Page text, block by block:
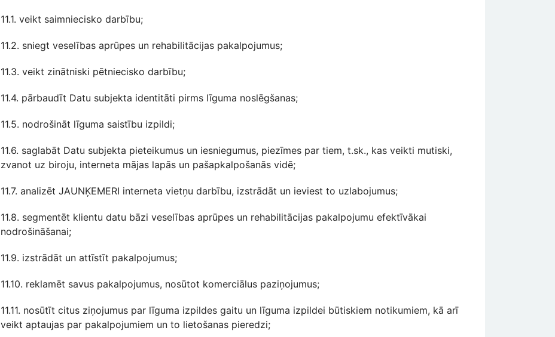
11.1. veikt saimniecisko darbību;
11.2. sniegt veselības aprūpes un rehabilitācijas pakalpojumus;
11.3. veikt zinātniski pētniecisko darbību;
11.4. pārbaudīt Datu subjekta identitāti pirms līguma noslēgšanas;
11.5. nodrošināt līguma saistību izpildi;
11.6. saglabāt Datu subjekta pieteikumus un iesniegumus, piezīmes par tiem, t.sk., kas veikti mutiski,
zvanot uz biroju, interneta mājas lapās un pašapkalpošanās vidē;
11.7. analizēt JAUNĶEMERI interneta vietņu darbību, izstrādāt un ieviest to uzlabojumus;
11.8. segmentēt klientu datu bāzi veselības aprūpes un rehabilitācijas pakalpojumu efektīvākai
nodrošināšanai;
11.9. izstrādāt un attīstīt pakalpojumus;
11.10. reklamēt savus pakalpojumus, nosūtot komerciālus paziņojumus;
11.11. nosūtīt citus ziņojumus par līguma izpildes gaitu un līguma izpildei būtiskiem notikumiem, kā arī
veikt aptaujas par pakalpojumiem un to lietošanas pieredzi;